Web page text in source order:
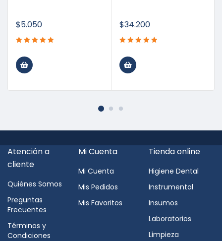
$5.050 $34.200
Atención a
cliente
Quiénes Somos
Preguntas
Frecuentes
Términos y
Condiciones
Mi Cuenta
Mi Cuenta
Mis Pedidos
Mis Favoritos
Tienda online
Higiene Dental
Instrumental
Insumos
Laboratorios
Limpieza